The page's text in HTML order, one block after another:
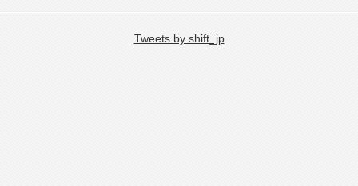
Tweets by shift_jp